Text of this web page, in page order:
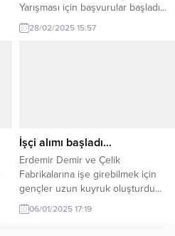
Yarışması için başvurular başladı...
28/02/2025 15:57
İşçi alımı başladı…
Erdemir Demir ve Çelik
Fabrikalarına işe girebilmek için
gençler uzun kuyruk oluşturdu...
06/01/2025 17:19